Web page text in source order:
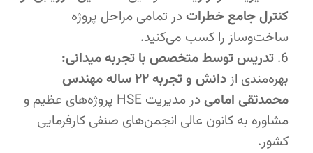
کنترل جامع خطرات در تمامی مراحل پروژه
ساخت‌وساز را کسب می‌کنید.
تدریس توسط متخصص با تجربه میدانی:
بهره‌مندی از
دانش و تجربه ۲۲ ساله مهندس
محمدتقی امامی
در مدیریت HSE پروژه‌های عظیم و
مشاوره به کانون عالی انجمن‌های صنفی کارفرمایی
کشور.